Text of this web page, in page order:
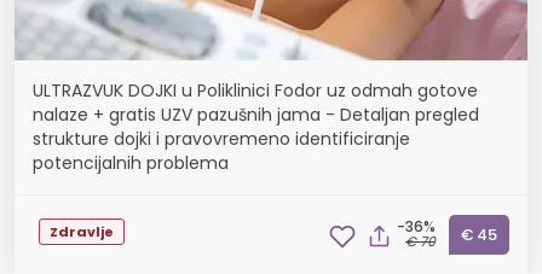
ULTRAZVUK DOJKI u Poliklinici Fodor uz odmah gotove
nalaze + gratis UZV pazušnih jama - Detaljan pregled
strukture dojki i pravovremeno identificiranje
potencijalnih problema
Zdravlje -36%
€ 70 € 45